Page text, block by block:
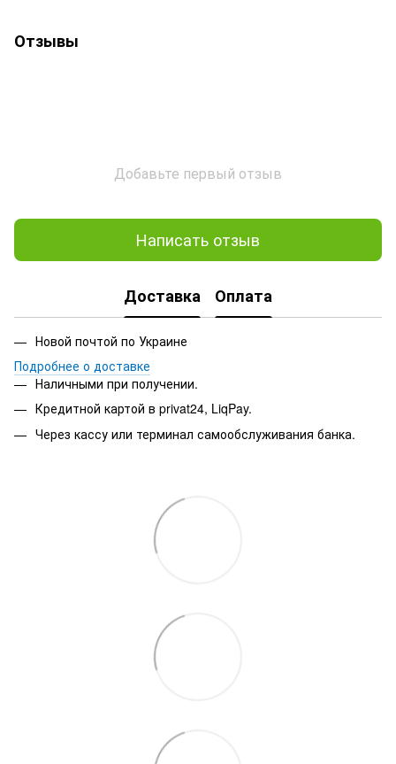
Отзывы
Добавьте первый отзыв
Написать отзыв
Доставка Оплата
Новой почтой по Украине
Подробнее о доставке
Наличными при получении.
Кредитной картой в privat24, LiqPay.
Через кассу или терминал самообслуживания банка.